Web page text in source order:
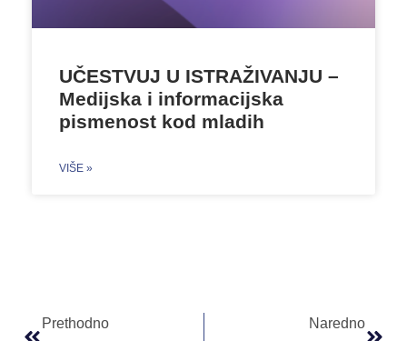
UČESTVUJ U ISTRAŽIVANJU –
Medijska i informacijska
pismenost kod mladih
VIŠE »
Prethodno Naredno